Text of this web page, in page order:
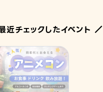
近チェックしたイベント ／